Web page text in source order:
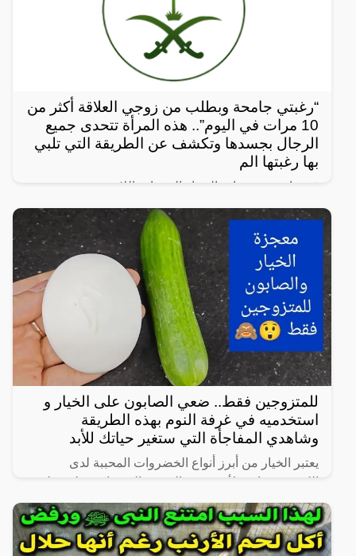
“رغبتي جامحة وبطلب من زوجي العلاقة أكثر من
10 مرات في اليوم”.. هذه المرأة تتحدى جميع
الرجال بجسدها وتكشف عن الطريقة التي تلبي
بها رغبتها الم
في واحدة من نوادر النساء العربيات اللاتي يعشن شهوة
مفرطة في الرغبة بالعلاقة الجنسية، سواءً ضمن علاقة
زوجية مشروعة أو علاقة محرمة مع الرجال، ففي هذا
المقال
للمتزوجين فقط.. ضعي الصابون على الخيار و
استخدميه في غرفة النوم بهذه الطريقة
وشاهدي المفاجأة التي ستغير حياتك للأبد
يعتبر الخيار من أبرز أنواع الخضروات المحببة لدى
الكثيرين، خاصة لأنه شبه خالي من السعرات وطعمه لذيذ
ومنعش، وله فوائد كثيرة لأنه غني بالفيتامينات والمعادن،
كما